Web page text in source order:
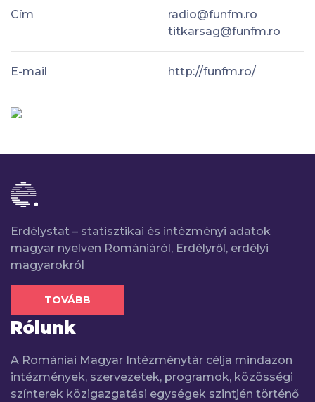
Cím
radio@funfm.ro
titkarsag@funfm.ro
E-mail http://funfm.ro/
Erdélystat – statisztikai és intézményi adatok
magyar nyelven Romániáról, Erdélyről, erdélyi
magyarokról
TOVÁBB
Rólunk
A Romániai Magyar Intézménytár célja mindazon
intézmények, szervezetek, programok, közösségi
színterek közigazgatási egységek szintjén történő